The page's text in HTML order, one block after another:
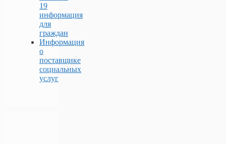
19
информация
для
граждан
Информация
о
поставщике
социальных
услуг